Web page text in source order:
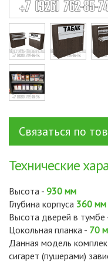
Связаться по
Технические
Высота - 930 мм
Глубина корпуса 360 мм
Высота дверей в тумбе
Цокольная планка - 70
Данная модель
сигарет (пушерами)